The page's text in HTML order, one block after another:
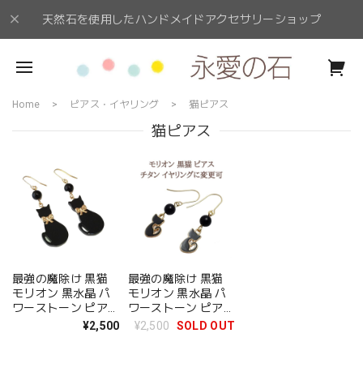
天然石を使用したハンドメイドアクセサリーショップ
Home ピアス・イヤリング 猫ピアス
猫ピアス
最強の魔除け 黒猫
モリオン 黒水晶 パ
ワーストーン ピアス
イヤリング 金属アレ
¥2,500
最強の魔除け 黒猫
モリオン 黒水晶 パ
ワーストーン ピアス
イヤリング 金属アレ
¥2,500 SOLD OUT